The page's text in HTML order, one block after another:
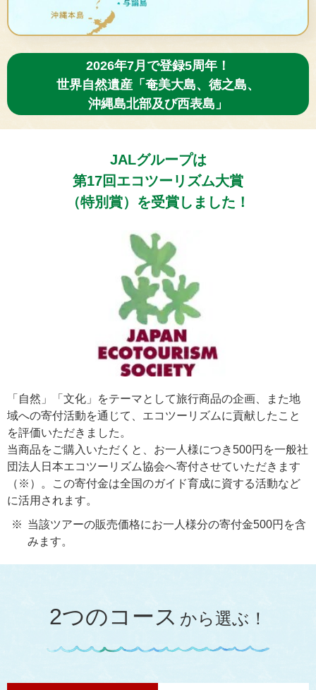
2026年7月で登録5周年！
世界自然遺産「奄美大島、徳之島、
沖縄島北部及び西表島」
JALグループは
第17回エコツーリズム大賞
（特別賞）を受賞しました！
「自然」「文化」をテーマとして旅行商品の企画、また地
域への寄付活動を通じて、エコツーリズムに貢献したこと
を評価いただきました。
当商品をご購入いただくと、お一人様につき500円を一般社
団法人日本エコツーリズム協会へ寄付させていただきます
（※）。この寄付金は全国のガイド育成に資する活動など
に活用されます。
当該ツアーの販売価格にお一人様分の寄付金500円を含
みます。
2つのコース から選ぶ！